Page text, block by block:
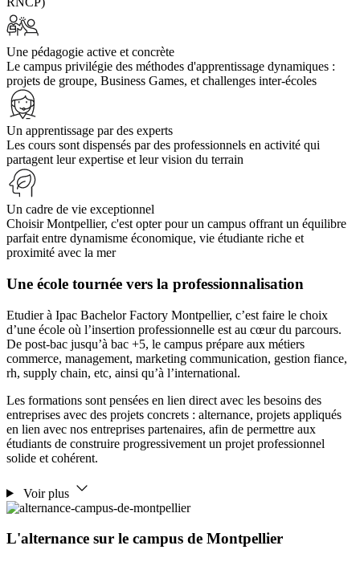
Une pédagogie active et concrète
Le campus privilégie des méthodes d'apprentissage dynamiques :
projets de groupe, Business Games, et challenges inter-écoles
Un apprentissage par des experts
Les cours sont dispensés par des professionnels en activité qui
partagent leur expertise et leur vision du terrain
Un cadre de vie exceptionnel
Choisir Montpellier, c'est opter pour un campus offrant un équilibre
parfait entre dynamisme économique, vie étudiante riche et
proximité avec la mer
Une école tournée vers la professionnalisation
Etudier à Ipac Bachelor Factory Montpellier, c’est faire le choix
d’une école où l’insertion professionnelle est au cœur du parcours.
De post-bac jusqu’à bac +5, le campus prépare aux métiers
commerce, management, marketing communication, gestion fiance,
rh, supply chain, etc, ainsi qu’à l’international.
Les formations sont pensées en lien direct avec les besoins des
entreprises avec des projets concrets : alternance, projets appliqués
en lien avec nos entreprises partenaires, afin de permettre aux
étudiants de construire progressivement un projet professionnel
solide et cohérent.
Voir plus
L'alternance sur le campus de Montpellier